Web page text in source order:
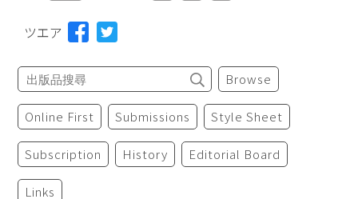
ツエア
Browse
Online First Submissions Style Sheet
Subscription History Editorial Board
Links